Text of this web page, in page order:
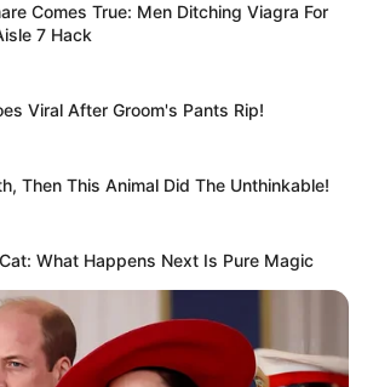
Comes True: Men Ditching Viagra For
7 Hack
Viral After Groom's Pants Rip!
Then This Animal Did The Unthinkable!
What Happens Next Is Pure Magic